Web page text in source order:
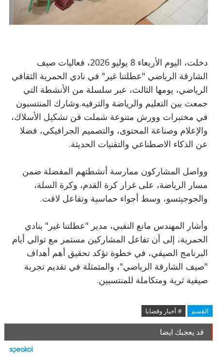
دخلت، اليوم الأربعاء 8 يوليو 2026، فعاليات صيف
الشارقة الرياضي "عطلتنا غير" في نادي الحمرية الثقافي
الرياضي، يومها الثالث، عبر سلسلة من الأنشطة التي
جمعت بين التعليم والرياضة والترفيه.وشارك المنتسبون
في مختبرات وورش متنوعة شملت فن تشكيل الأسلاك،
والإعلام وصناعة المحتوى، والتصميم الجرافيكي، فضلا
عن الذكاء الاصطناعي والتقنيات الحديثة.
وواصل المشاركون ممارسة أنشطتهم المفضلة ضمن
مسار الرياضة، على غرار كرة القدم، وكرة السلة،
والجوجيتسو، وسط أجواء حماسية وتفاعل لافت.
وأشار المهندس مانع النقبي، مدير "عطلتنا غير" بنادي
الحمرية، إلى أن تفاعل المشاركين مستمر مع توالي أيام
البرنامج الصيفي، في خطوة تؤكد تحقيق أهم أهداف
"صيف الشارقة الرياضي"، والمتمثلة في تقديم تجربة
صيفية ثرية ومتكاملة للمنتسبين.
القسم # أخبار وقضايا
قد يعجبك ايضا